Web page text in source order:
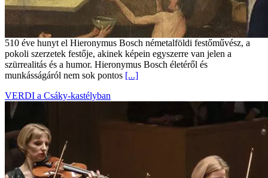
510 éve hunyt el Hieronymus Bosch németalföldi festőművész, a
pokoli szerzetek festője, akinek képein egyszerre van jelen a
szürrealitás és a humor. Hieronymus Bosch életéről és
munkásságáról nem sok pontos [...]
VERDI a Csáky-kastélyban